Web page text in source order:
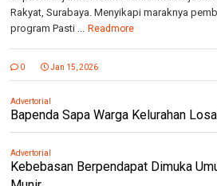
Rakyat, Surabaya. Menyikapi maraknya
program Pasti ...
Readmore
0 Jan 15, 2026
Advertorial
Bapenda Sapa Warga Kelurahan
Advertorial
Kebebasan Berpendapat Dimuka